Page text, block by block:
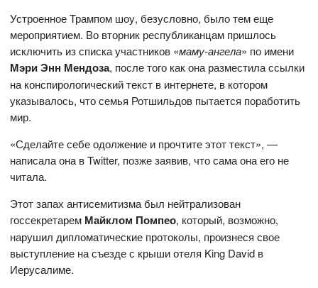
Устроенное Трампом шоу, безусловно, было тем еще
мероприятием. Во вторник республиканцам пришлось
исключить из списка участников «маму-ангела» по имени
Мэри Энн Мендоза, после того как она разместила ссылки
на конспирологический текст в интернете, в котором
указывалось, что семья Ротшильдов пытается поработить
мир.
«Сделайте себе одолжение и прочтите этот текст», —
написала она в Twitter, позже заявив, что сама она его не
читала.
Этот запах антисемитизма был нейтрализован
госсекретарем Майклом Помпео, который, возможно,
нарушил дипломатические протоколы, произнеся свое
выступление на съезде с крыши отеля King David в
Иерусалиме.